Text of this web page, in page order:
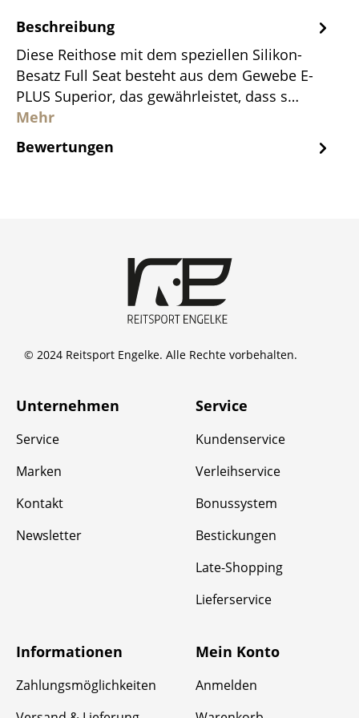
Beschreibung
Diese Reithose mit dem speziellen Silikon-
Besatz Full Seat besteht aus dem Gewebe E-
PLUS Superior, das gewährleistet, dass s…
Mehr
Bewertungen
© 2024 Reitsport Engelke. Alle Rechte vorbehalten.
Unternehmen
Service
Marken
Kontakt
Newsletter
Service
Kundenservice
Verleihservice
Bonussystem
Bestickungen
Late-Shopping
Lieferservice
Informationen
Zahlungsmöglichkeiten
Mein Konto
Anmelden